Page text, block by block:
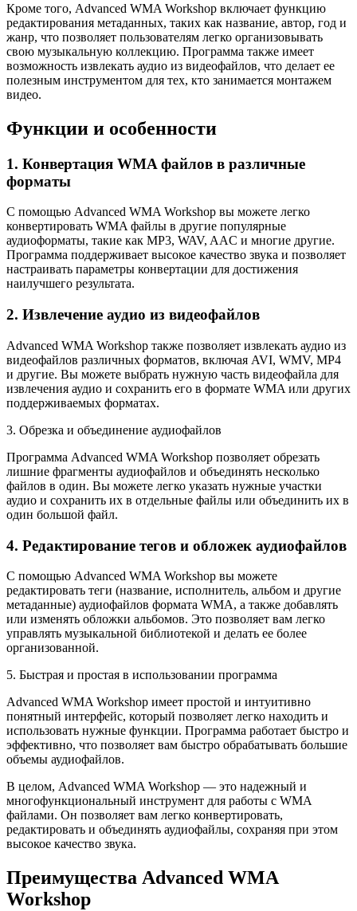
Кроме того, Advanced WMA Workshop включает функцию
редактирования метаданных, таких как название, автор, год и
жанр, что позволяет пользователям легко организовывать
свою музыкальную коллекцию. Программа также имеет
возможность извлекать аудио из видеофайлов, что делает ее
полезным инструментом для тех, кто занимается монтажем
видео.
Функции и особенности
1. Конвертация WMA файлов в различные
форматы
С помощью Advanced WMA Workshop вы можете легко
конвертировать WMA файлы в другие популярные
аудиоформаты, такие как MP3, WAV, AAC и многие другие.
Программа поддерживает высокое качество звука и позволяет
настраивать параметры конвертации для достижения
наилучшего результата.
2. Извлечение аудио из видеофайлов
Advanced WMA Workshop также позволяет извлекать аудио из
видеофайлов различных форматов, включая AVI, WMV, MP4
и другие. Вы можете выбрать нужную часть видеофайла для
извлечения аудио и сохранить его в формате WMA или других
поддерживаемых форматах.
3. Обрезка и объединение аудиофайлов
Программа Advanced WMA Workshop позволяет обрезать
лишние фрагменты аудиофайлов и объединять несколько
файлов в один. Вы можете легко указать нужные участки
аудио и сохранить их в отдельные файлы или объединить их в
один большой файл.
4. Редактирование тегов и обложек аудиофайлов
С помощью Advanced WMA Workshop вы можете
редактировать теги (название, исполнитель, альбом и другие
метаданные) аудиофайлов формата WMA, а также добавлять
или изменять обложки альбомов. Это позволяет вам легко
управлять музыкальной библиотекой и делать ее более
организованной.
5. Быстрая и простая в использовании программа
Advanced WMA Workshop имеет простой и интуитивно
понятный интерфейс, который позволяет легко находить и
использовать нужные функции. Программа работает быстро и
эффективно, что позволяет вам быстро обрабатывать большие
объемы аудиофайлов.
В целом, Advanced WMA Workshop — это надежный и
многофункциональный инструмент для работы с WMA
файлами. Он позволяет вам легко конвертировать,
редактировать и объединять аудиофайлы, сохраняя при этом
высокое качество звука.
Преимущества Advanced WMA
Workshop